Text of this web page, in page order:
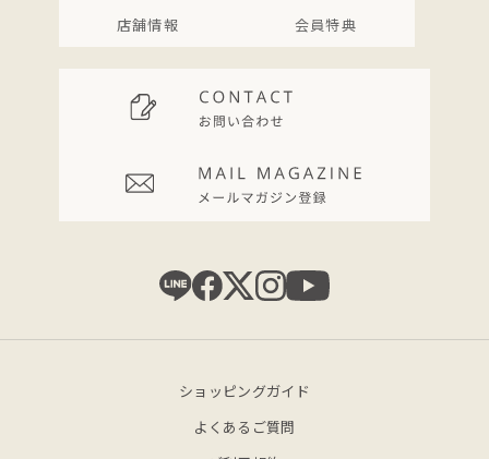
店舗情報 会員特典
ショッピングガイド
よくあるご質問